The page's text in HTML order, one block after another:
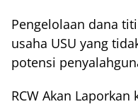
Pengelolaan dana
usaha USU yang
potensi
RCW Akan Laporkan